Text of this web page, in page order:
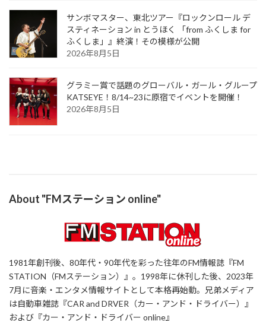
サンボマスター、東北ツアー『ロックンロール デ
スティネーション in とうほく 「from ふくしま for
ふくしま」』終演！その模様が公開
2026年8月5日
グラミー賞で話題のグローバル・ガール・グループ
KATSEYE！8/14~23に原宿でイベントを開催！
2026年8月5日
About "FMステーション online"
1981年創刊後、80年代・90年代を彩った往年のFM情報誌『FM
STATION（FMステーション）』。1998年に休刊した後、2023年
7月に音楽・エンタメ情報サイトとして本格再始動。兄弟メディア
は自動車雑誌『CAR and DRVER（カー・アンド・ドライバー）』
および『カー・アンド・ドライバー online』